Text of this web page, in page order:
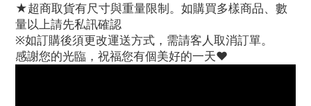
★超商取貨有尺寸與重量限制。如購買多樣商品、數
量以上請先私訊確認
※如訂購後須更改運送方式，需請客人取消訂單。
感謝您的光臨，祝福您有個美好的一天♥